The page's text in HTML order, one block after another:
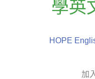
學英
HOPE
加